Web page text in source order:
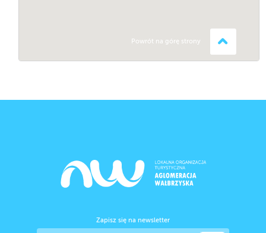
Powrót na górę strony